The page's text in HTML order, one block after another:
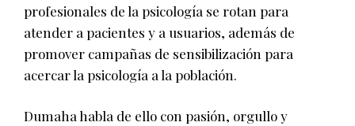
profesionales de la psicología se rotan para
atender a pacientes y a usuarios, además de
promover campañas de sensibilización para
acercar la psicología a la población.
Dumaha habla de ello con pasión, orgullo y